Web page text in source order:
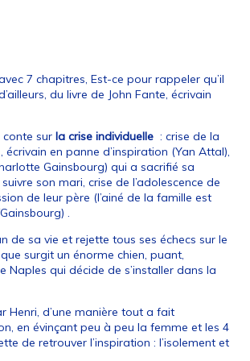
7 chapitres, Est-ce pour rappeler qu’il
du livre de John Fante, écrivain
conte surla crise individuelle : crise de la
écrivain en panne d’inspiration (Yan Attal),
Gainsbourg) qui a sacrifié sa
son mari, crise de l’adolescence de
de leur père (l’ainé de la famille est
.
de sa vie et rejette tous ses échecs sur le
surgit un énorme chien, puant,
Naples qui décide de s’installer dans la
Henri, d’une manière tout a fait
en évinçant peu à peu la femme et les 4
de retrouver l’inspiration : l’isolement et